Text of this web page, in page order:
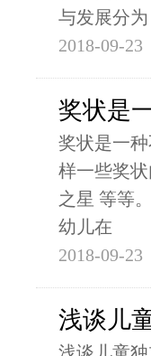
与发展分为
2018-09-23
奖状是
奖状是一
样一些奖
之星 等等
幼儿在
2018-09-23
浅谈儿